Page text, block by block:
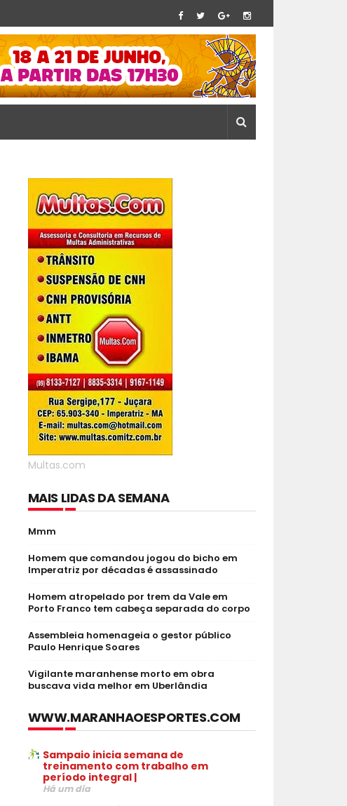
Multas.com
MAIS LIDAS DA SEMANA
Mmm
Homem que comandou jogou do bicho em
Imperatriz por décadas é assassinado
Homem atropelado por trem da Vale em
Porto Franco tem cabeça separada do corpo
Assembleia homenageia o gestor público
Paulo Henrique Soares
Vigilante maranhense morto em obra
buscava vida melhor em Uberlândia
WWW.MARANHAOESPORTES.COM
Sampaio inicia semana de
treinamento com trabalho em
período integral |
Há um dia